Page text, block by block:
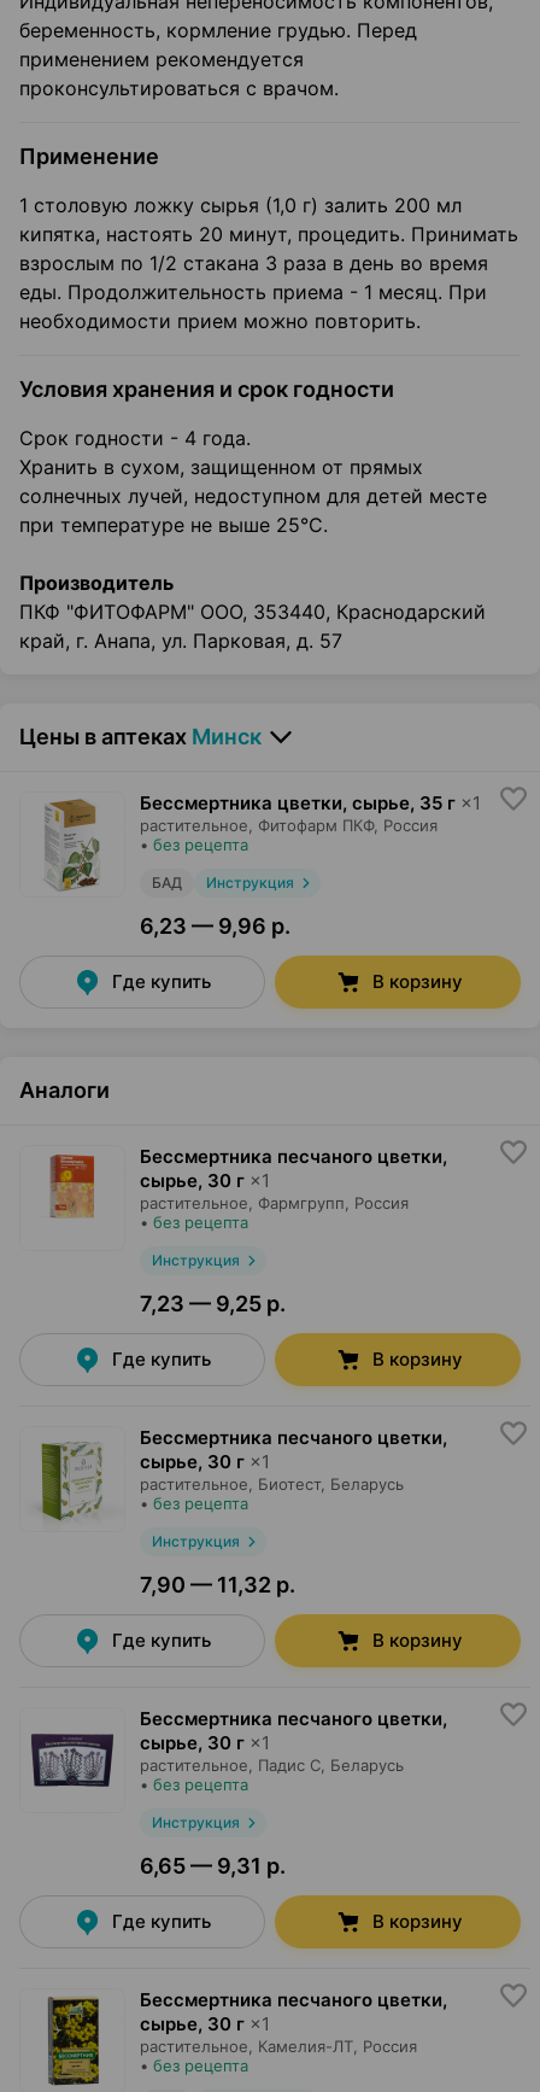
беременность, кормление грудью. Перед
применением рекомендуется
проконсультироваться с врачом.
Применение
1 столовую ложку сырья (1,0 г) залить 200 мл
кипятка, настоять 20 минут, процедить. Принимать
взрослым по 1/2 стакана 3 раза в день во время
еды. Продолжительность приема - 1 месяц. При
необходимости прием можно повторить.
Условия хранения и срок годности
Срок годности - 4 года.
Хранить в сухом, защищенном от прямых
солнечных лучей, недоступном для детей месте
при температуре не выше 25°С.
Производитель
ПКФ "ФИТОФАРМ" ООО, 353440, Краснодарский
край, г. Анапа, ул. Парковая, д. 57
Цены в аптеках Минск
Бессмертника цветки, сырье, 35 г ×1
растительное, Фитофарм ПКФ, Россия
• без рецепта
БАД Инструкция
6,23 — 9,96 р.
Где купить В корзину
Аналоги
Бессмертника песчаного цветки,
сырье, 30 г ×1
растительное, Фармгрупп, Россия
• без рецепта
Инструкция
7,23 — 9,25 р.
Где купить В корзину
Бессмертника песчаного цветки,
сырье, 30 г ×1
растительное, Биотест, Беларусь
• без рецепта
Инструкция
7,90 — 11,32 р.
Где купить В корзину
Бессмертника песчаного цветки,
сырье, 30 г ×1
растительное, Падис С, Беларусь
• без рецепта
Инструкция
6,65 — 9,31 р.
Где купить В корзину
Бессмертника песчаного цветки,
сырье, 30 г ×1
растительное, Камелия-ЛТ, Россия
• без рецепта